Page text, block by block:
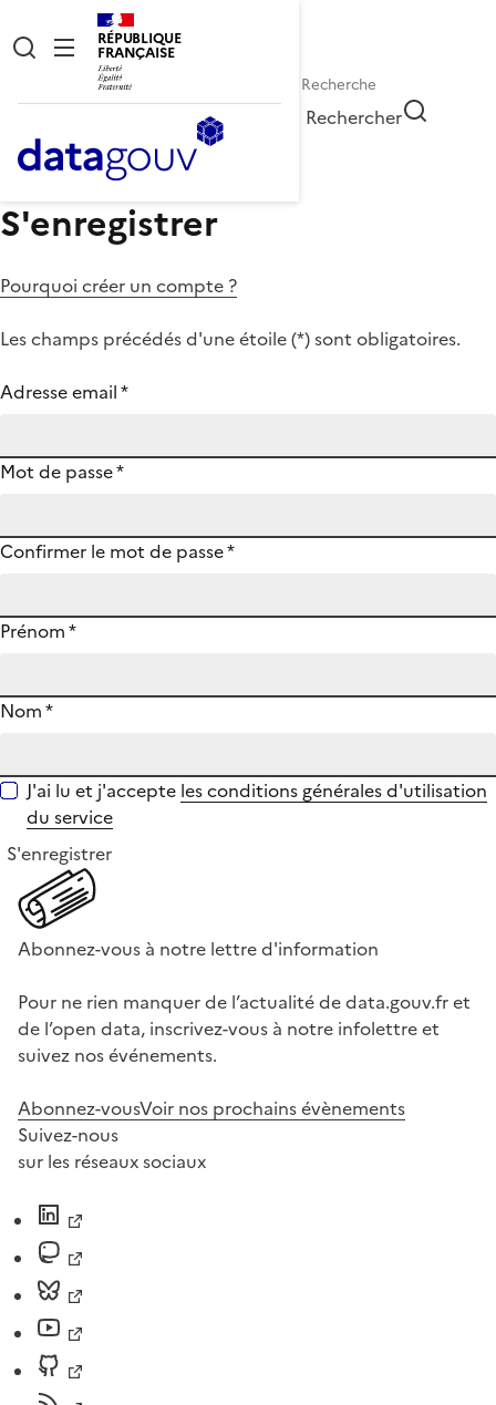
RÉPUBLIQUE
FRANÇAISE
Rechercher
S'enregistrer
Pourquoi créer un compte ?
Les champs précédés d'une étoile (*) sont obligatoires.
Adresse email*
Mot de passe*
Confirmer le mot de passe*
Prénom*
Nom*
J'ai lu et j'accepte les conditions générales d'utilisation
du service
S'enregistrer
Abonnez-vous à notre lettre d'information
Pour ne rien manquer de l’actualité de data.gouv.fr et
de l’open data, inscrivez-vous à notre infolettre et
suivez nos événements.
Abonnez-vousVoir nos prochains évènements
Suivez-nous
sur les réseaux sociaux